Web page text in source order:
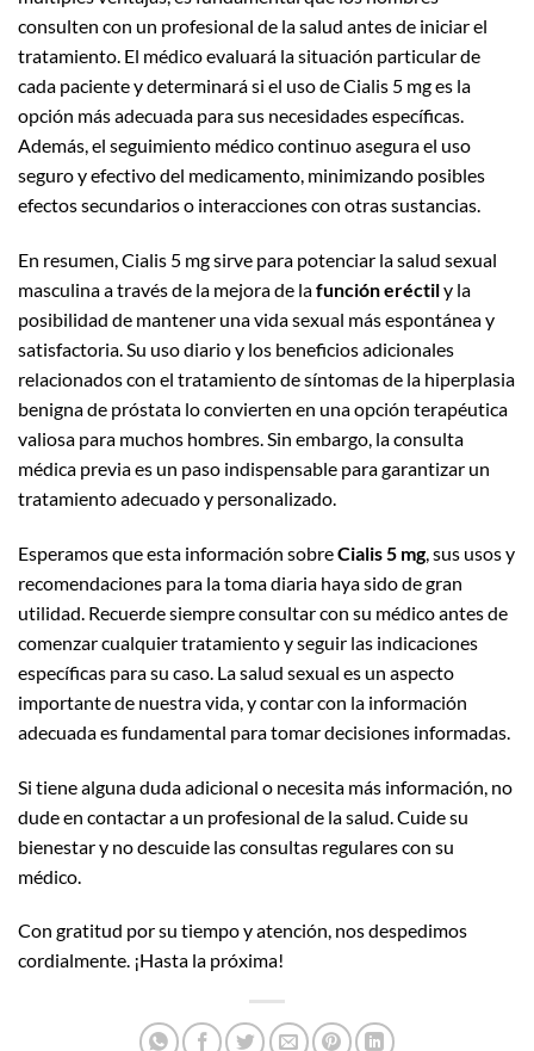
consulten con un profesional de la salud antes de iniciar el
tratamiento. El médico evaluará la situación particular de
cada paciente y determinará si el uso de Cialis 5 mg es la
opción más adecuada para sus necesidades específicas.
Además, el seguimiento médico continuo asegura el uso
seguro y efectivo del medicamento, minimizando posibles
efectos secundarios o interacciones con otras sustancias.
En resumen, Cialis 5 mg sirve para potenciar la salud sexual
masculina a través de la mejora de lafunción eréctily la
posibilidad de mantener una vida sexual más espontánea y
satisfactoria. Su uso diario y los beneficios adicionales
relacionados con el tratamiento de síntomas de la hiperplasia
benigna de próstata lo convierten en una opción terapéutica
valiosa para muchos hombres. Sin embargo, la consulta
médica previa es un paso indispensable para garantizar un
tratamiento adecuado y personalizado.
Esperamos que esta información sobreCialis 5 mg, sus usos y
recomendaciones para la toma diaria haya sido de gran
utilidad. Recuerde siempre consultar con su médico antes de
comenzar cualquier tratamiento y seguir las indicaciones
específicas para su caso. La salud sexual es un aspecto
importante de nuestra vida, y contar con la información
adecuada es fundamental para tomar decisiones informadas.
Si tiene alguna duda adicional o necesita más información, no
dude en contactar a un profesional de la salud. Cuide su
bienestar y no descuide las consultas regulares con su
médico.
Con gratitud por su tiempo y atención, nos despedimos
cordialmente. ¡Hasta la próxima!